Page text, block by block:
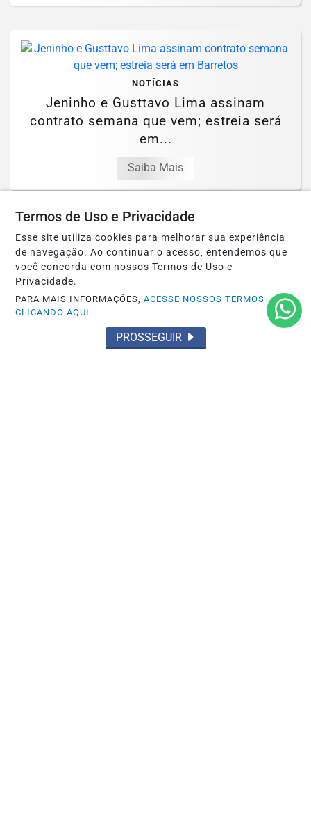
NOTÍCIAS
Jeninho e Gusttavo Lima assinam
contrato semana que vem; estreia será
em...
Saiba Mais
NOTÍCIAS
Novo programa de Leo Dias na Band vai
começar com Belo e Patrícia Abravanel
Saiba Mais
Termos de Uso e Privacidade
Esse site utiliza cookies para melhorar sua experiência
de navegação. Ao continuar o acesso, entendemos que
você concorda com nossos Termos de Uso e
Privacidade.
PARA MAIS INFORMAÇÕES,ACESSE NOSSOS TERMOS
CLICANDO AQUI
PROSSEGUIR